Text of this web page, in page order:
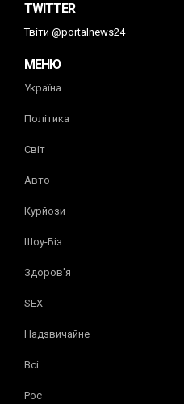
TWITTER
Твіти @portalnews24
МЕНЮ
Україна
Політика
Світ
Авто
Курйози
Шоу-Біз
Здоров'я
SEX
Надзвичайне
Всі
Рос